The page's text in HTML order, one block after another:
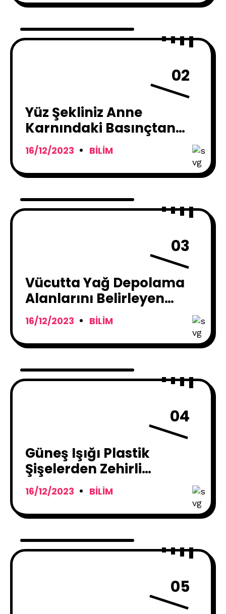
02
Yüz Şekliniz Anne
Karnındaki Basınçtan
Etkilenmiş Olabilir, Yeni
Araştırma Ortaya
Koyuyor
16/12/2023 BILIM
03
Vücutta Yağ Depolama
Alanlarını Belirleyen
Faktörler Nelerdir ?
16/12/2023 BILIM
04
Güneş Işığı Plastik
Şişelerden Zehirli
Kimyasalların Sızmasına
Neden Oluyor !
16/12/2023 BILIM
05